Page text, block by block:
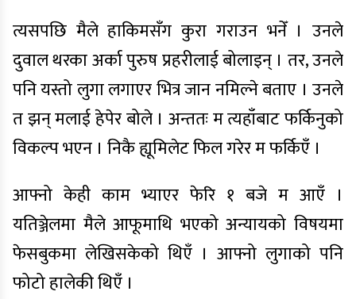
त्यसपछि मैले हाकिमसँग कुरा गराउन भनेँ । उनले
दुवाल थरका अर्का पुरुष प्रहरीलाई बोलाइन् । तर, उनले
पनि यस्तो लुगा लगाएर भित्र जान नमिल्ने बताए । उनले
त झन् मलाई हेपेर बोले । अन्ततः म त्यहाँबाट फर्किनुको
विकल्प भएन । निकै ह्यूमिलेट फिल गरेर म फर्किएँ ।
आफ्नो केही काम भ्याएर फेरि १ बजे म आएँ ।
यतिञ्जेलमा मैले आफूमाथि भएको अन्यायको विषयमा
फेसबुकमा लेखिसकेको थिएँ । आफ्नो लुगाको पनि
फोटो हालेकी थिएँ ।